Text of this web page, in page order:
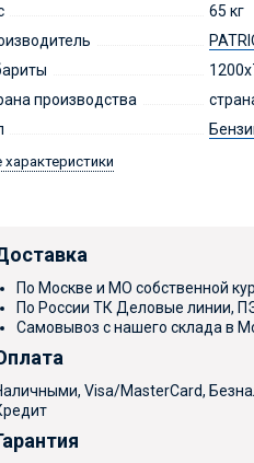
65 кг
производства
характеристики
По Москве и МО собственной
По России ТК Деловые линии,
Самовывоз с нашего склада в
Visa/MasterCard,